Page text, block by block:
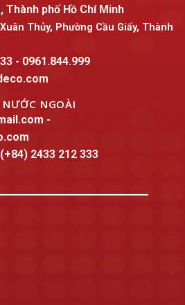
Thành phố Hồ Chí Minh
Thủy, Phường Cầu Giấy, Thành
- 0961.844.999
NGOÀI
-
(+84) 2433 212 333